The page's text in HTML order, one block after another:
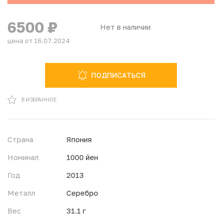
Нет в наличии
6500 ₽
цена от 16.07.2024
ПОДПИСАТЬСЯ
В ИЗБРАННОЕ
Страна
Япония
Номинал
1000 йен
Год
2013
Металл
Серебро
Вес
31.1 г